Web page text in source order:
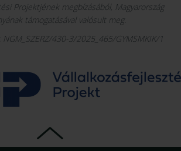
Projektjének megbízásából, Magyarország
támogatásával valósult meg.
NGM_SZERZ/430-3/2025_465/GYMSMKIK/1